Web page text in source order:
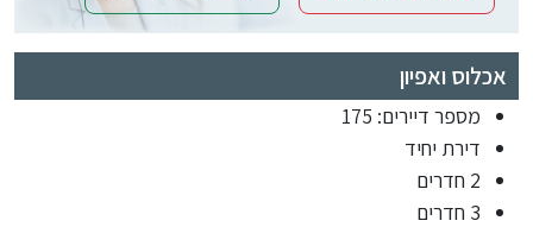
אכלוס ואפיון
מספר דיירים: 175
דירת יחיד
2 חדרים
3 חדרים